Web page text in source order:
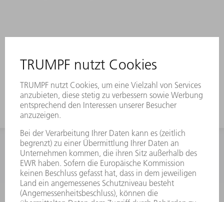
INFORMATION
Häufig gestellte Fragen
Allgemeine Geschäftsbedingungen
KONTAKT